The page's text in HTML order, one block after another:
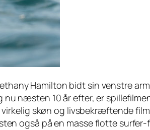
Hamilton bidt sin venstre
næsten 10 år efter, er
skøn og livsbekræftende
også på en masse flotte